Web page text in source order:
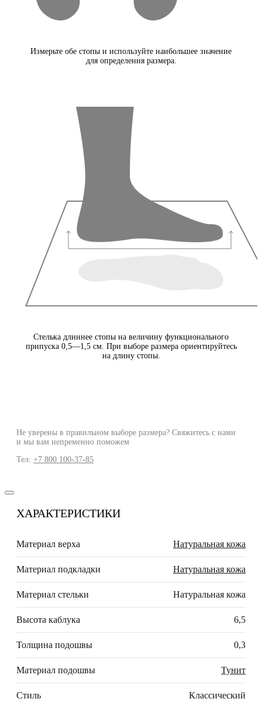
Измерьте обе стопы и используйте наибольшее значение
для определения размера.
Стелька длиннее стопы на величину функционального
припуска 0,5—1,5 см. При выборе размера ориентируйтесь
на длину стопы.
Не уверены в правильном выборе размера? Свяжитесь с нами
и мы вам непременно поможем
Тел: +7 800 100-37-85
ХАРАКТЕРИСТИКИ
Материал верха Натуральная кожа
Материал подкладки Натуральная кожа
Материал стельки Натуральная кожа
Высота каблука 6,5
Толщина подошвы 0,3
Материал подошвы Тунит
Стиль Классический